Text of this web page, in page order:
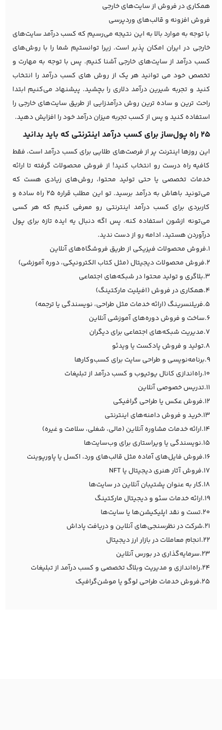
همکاری در فروش از سایت‌های خارجی
فروش افزونه و قالب‌های وردپرسی
با توجه به موارد بالا به این نتیجه می‌رسیم که کسب درآمد سایت‌های
خارجی در ایران امکان پذیر است. زیرا توانستیم شما را با روش‌های
کسب درآمد از سایت‌های خارجی آشنا کنیم. پس با توجه به مهارت و
تخصص خود می توانید هر یک از روش های کسب درآمد را انتخاب
کنید و تجربه شیرین درآمد دلاری را بچشید. پیشنهاد می‌کنیم ابتدا
راحت ترین و ساده ترین روش درآمدزایی از طریق سایت‌های خارجی را
استفاده کنید و پس از کسب تجربه میزان درآمد خود را افزایش دهید.
25 راه پول‌ساز برای کسب درآمد اینترنتی که باید بدانید
این روزها اینترنت پر از فرصت‌های طلایی برای کسب درآمد است، فقط
کافیه راه درست رو انتخاب کنید! از فروش محصولات گرفته تا ارائه
خدمات تخصصی یا حتی تولید محتوا، روش‌های زیادی هست که
می‌تونید باهاش به درآمد برسید. تو این مطلب قراره 25 راه ساده و
کاربردی برای کسب درآمد اینترنتی رو معرفی کنیم که هر کسی
می‌تونه ازشون استفاده کنه. پس اگه دنبال یه ایده تازه برای پول
درآوردن هستید، ادامه رو از دست ندید.
1.فروش محصولات فیزیکی از طریق فروشگاه‌های آنلاین
2.فروش محصولات دیجیتال (مثل کتاب الکترونیکی، دوره آموزشی)
3.بلاگری و تولید محتوا در شبکه‌های اجتماعی
4.همکاری در فروش (افیلیت مارکتینگ)
5.فریلنسرینگ (ارائه خدمات مثل طراحی، نویسندگی یا ترجمه)
6.ساخت و فروش دوره‌های آموزشی آنلاین
7.مدیریت شبکه‌های اجتماعی برای دیگران
8.تولید و فروش پادکست یا ویدئو
9.برنامه‌نویسی و طراحی سایت برای کسب‌وکارها
10.راه‌اندازی کانال یوتیوب و کسب درآمد از تبلیغات
11.تدریس خصوصی آنلاین
12.فروش عکس یا طراحی گرافیکی
13.خرید و فروش دامنه‌های اینترنتی
14.ارائه خدمات مشاوره آنلاین (مالی، شغلی، سلامت و غیره)
15.نویسندگی یا ویراستاری برای وب‌سایت‌ها
16.فروش فایل‌های آماده مثل قالب‌های ورد، اکسل یا پاورپوینت
17.فروش آثار هنری دیجیتال یا NFT
18.کار به عنوان پشتیبان آنلاین در سایت‌ها
19.ارائه خدمات سئو و دیجیتال مارکتینگ
20.تست و نقد اپلیکیشن‌ها یا سایت‌ها
21.شرکت در نظرسنجی‌های آنلاین و دریافت پاداش
22.انجام معاملات در بازار ارز دیجیتال
23.سرمایه‌گذاری در بورس آنلاین
24.راه‌اندازی و مدیریت وبلاگ تخصصی و کسب درآمد از تبلیغات
25.فروش خدمات طراحی لوگو یا موشن‌گرافیک